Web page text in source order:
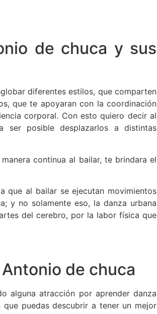
de chuca y sus
diferentes estilos, que comparten
que te apoyaran con la coordinación
corporal. Con esto quiero decir al
ser posible desplazarlos a distintas
continua al bailar, te brindara el
que al bailar se ejecutan movimientos
y no solamente eso, la danza urbana
del cerebro, por la labor física que
de chuca
alguna atracción por aprender danza
que puedas descubrir a tener un mejor